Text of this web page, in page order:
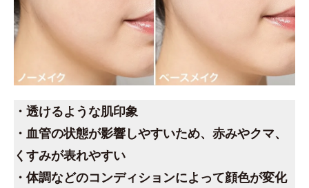
・透けるような肌印象
・血管の状態が影響しやすいため、赤みやクマ、
くすみが表れやすい
・体調などのコンディションによって顔色が変化